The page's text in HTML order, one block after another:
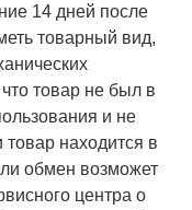
14 дней после
товарный вид,
товар не был в
и не
находится в
обмен возможет
центра о